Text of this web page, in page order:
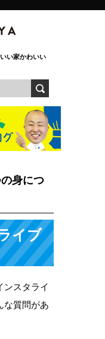
い家かわいい
身につ
イブ
ンスタライ
な質問があ